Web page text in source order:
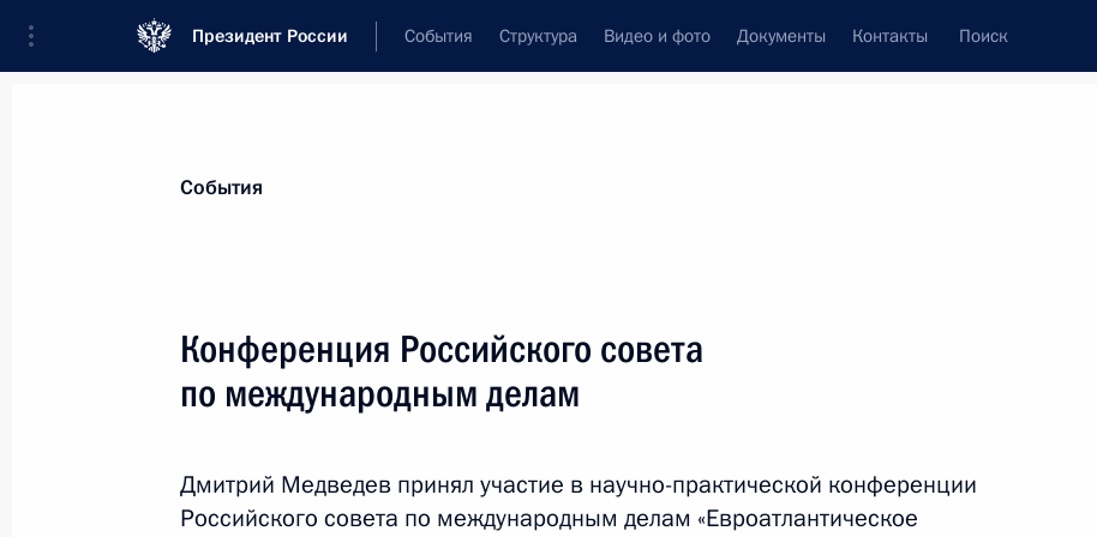
Президент России События Структура Видео и фото Документы Контакты Поиск
События
Конференция Российского совета
по международным делам
Дмитрий Медведев принял участие в научно-практической конференции
Российского совета по международным делам «Евроатлантическое